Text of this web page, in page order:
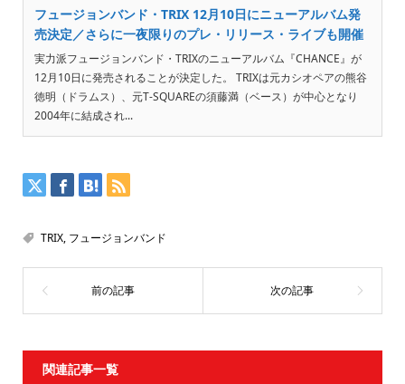
フュージョンバンド・TRIX 12月10日にニューアルバム発
売決定／さらに一夜限りのプレ・リリース・ライブも開催
実力派フュージョンバンド・TRIXのニューアルバム『CHANCE』が
12月10日に発売されることが決定した。 TRIXは元カシオペアの熊谷
徳明（ドラムス）、元T-SQUAREの須藤満（ベース）が中心となり
2004年に結成され...
TRIX, フュージョンバンド
関連記事一覧